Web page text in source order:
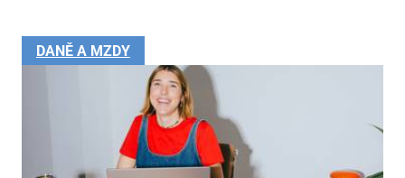
DANĚ A MZDY